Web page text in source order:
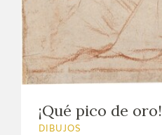
¡Qué pico de oro!
DIBUJOS